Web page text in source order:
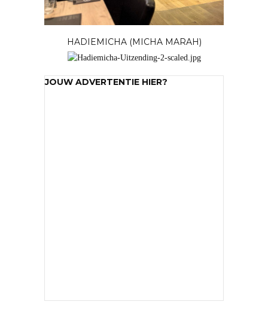
HADIEMICHA (MICHA MARAH)
JOUW ADVERTENTIE HIER?